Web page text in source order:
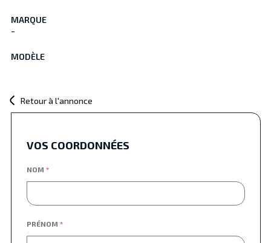
MARQUE
-
MODÈLE
Retour à l'annonce
VOS COORDONNÉES
NOM *
PRÉNOM *